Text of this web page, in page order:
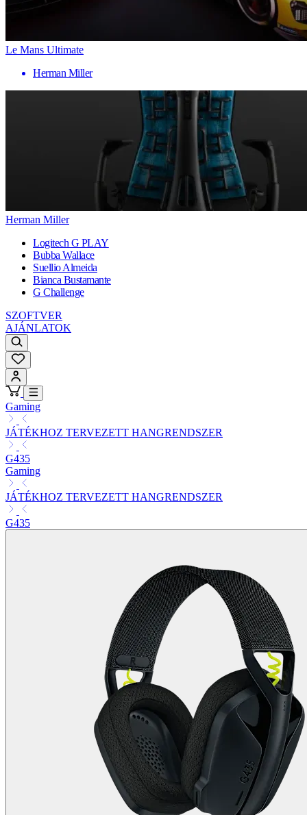
Le Mans Ultimate
Herman Miller
Herman Miller
Logitech G PLAY
Bubba Wallace
Suellio Almeida
Bianca Bustamante
G Challenge
SZOFTVER
AJÁNLATOK
Gaming
JÁTÉKHOZ TERVEZETT HANGRENDSZER
G435
Gaming
JÁTÉKHOZ TERVEZETT HANGRENDSZER
G435